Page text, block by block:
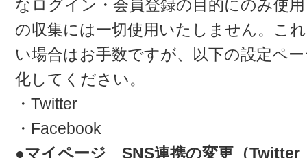
なログイン・会員登録の目的にのみ使
の収集には一切使用いたしません。こ
い場合はお手数ですが、以下の設定ペ
化してください。
・Twitter
・Facebook
●マイページ SNS連携の変更（Twitter